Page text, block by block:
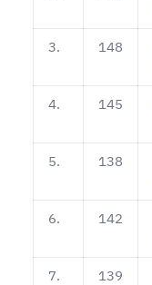
3. 148
4. 145
5. 138
6. 142
7. 139